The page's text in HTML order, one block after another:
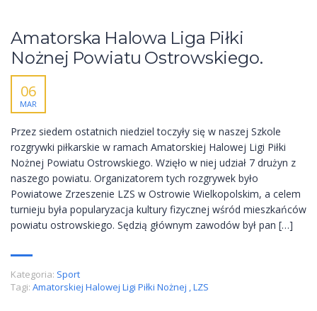
Amatorska Halowa Liga Piłki
Nożnej Powiatu Ostrowskiego.
06
MAR
Przez siedem ostatnich niedziel toczyły się w naszej Szkole
rozgrywki piłkarskie w ramach Amatorskiej Halowej Ligi Piłki
Nożnej Powiatu Ostrowskiego. Wzięło w niej udział 7 drużyn z
naszego powiatu. Organizatorem tych rozgrywek było
Powiatowe Zrzeszenie LZS w Ostrowie Wielkopolskim, a celem
turnieju była popularyzacja kultury fizycznej wśród mieszkańców
powiatu ostrowskiego. Sędzią głównym zawodów był pan […]
Kategoria: Sport
Tagi: Amatorskiej Halowej Ligi Piłki Nożnej ,LZS